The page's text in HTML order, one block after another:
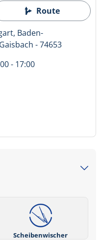
Route
Baden-
- 74653
- 17:00
Scheibenwischer